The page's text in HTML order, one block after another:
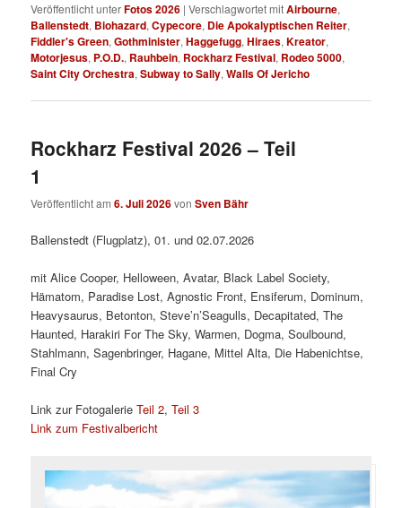
Veröffentlicht unterFotos 2026 |Verschlagwortet mitAirbourne,
Ballenstedt, Biohazard,Cypecore, Die Apokalyptischen Reiter,
Fiddler's Green,Gothminister,Haggefugg,Hiraes,Kreator,
Motorjesus, P.O.D., Rauhbein, Rockharz Festival, Rodeo 5000,
Saint City Orchestra,Subway to Sally,Walls Of Jericho
Rockharz Festival 2026 – Teil
1
Veröffentlicht am6. Juli 2026vonSven Bähr
Ballenstedt (Flugplatz), 01. und 02.07.2026
mit Alice Cooper, Helloween, Avatar, Black Label Society,
Hämatom, Paradise Lost, Agnostic Front, Ensiferum, Dominum,
Heavysaurus, Betonton, Steve’n’Seagulls, Decapitated, The
Haunted, Harakiri For The Sky, Warmen, Dogma, Soulbound,
Stahlmann, Sagenbringer, Hagane, Mittel Alta, Die Habenichtse,
Final Cry
Link zur FotogalerieTeil 2,Teil 3
Link zum Festivalbericht